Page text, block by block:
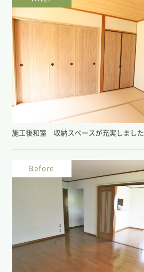
施工後和室 収納スペースが充実しました
Before